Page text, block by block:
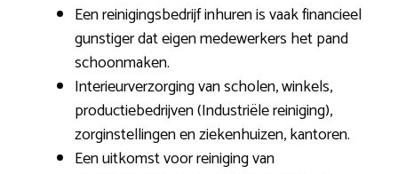
Een reinigingsbedrijf inhuren is vaak financieel
gunstiger dat eigen medewerkers het pand
schoonmaken.
Interieurverzorging van scholen, winkels,
productiebedrijven (Industriële reiniging),
zorginstellingen en ziekenhuizen, kantoren.
Een uitkomst voor reiniging van